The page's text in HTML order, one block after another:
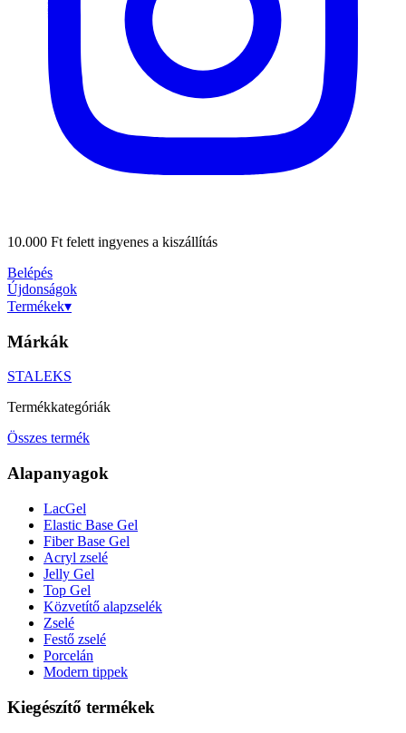
10.000 Ft felett ingyenes a kiszállítás
Belépés
Újdonságok
Termékek▾
Márkák
STALEKS
Termékkategóriák
Összes termék
Alapanyagok
LacGel
Elastic Base Gel
Fiber Base Gel
Acryl zselé
Jelly Gel
Top Gel
Közvetítő alapzselék
Zselé
Festő zselé
Porcelán
Modern tippek
Kiegészítő termékek